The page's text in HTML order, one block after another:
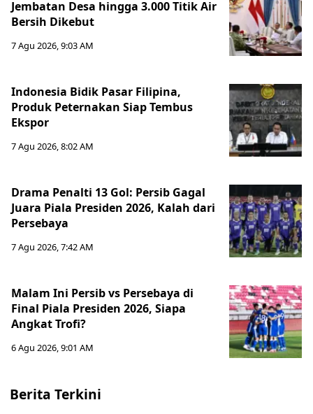
Jembatan Desa hingga 3.000 Titik Air
Bersih Dikebut
7 Agu 2026, 9:03 AM
Indonesia Bidik Pasar Filipina,
Produk Peternakan Siap Tembus
Ekspor
7 Agu 2026, 8:02 AM
Drama Penalti 13 Gol: Persib Gagal
Juara Piala Presiden 2026, Kalah dari
Persebaya
7 Agu 2026, 7:42 AM
Malam Ini Persib vs Persebaya di
Final Piala Presiden 2026, Siapa
Angkat Trofi?
6 Agu 2026, 9:01 AM
Berita Terkini